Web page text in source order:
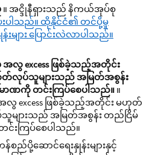
။ အင္ဒိုနီရှားသည် နိကယ်အုပ်စု
ေးပါသည်။ ထိုနိုင်ငံ၏ တင်ပို့မှု
းများ ပြောင်းလဲလာပါသည်။
လွ excess ဖြစ်ခဲ့သည့်အတိုင်း
လုပ်သူများသည် အမြတ်အစွန်း
ဏကို တင်းကြပ်စေပါသည်။ ။
excess ဖြစ်ခဲ့သည့်အတိုင်း မဟုတ်
ျားသည် အမြတ်အစွန်း တည်ငြိမ်
းကြပ်စေပါသည်။
စည်ပို့ဆောင်ရေးနှုန်းများနှင့်